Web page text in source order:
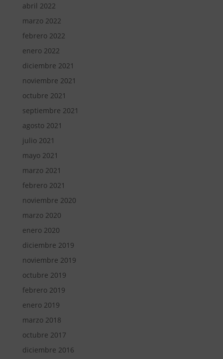
abril 2022
marzo 2022
febrero 2022
enero 2022
diciembre 2021
noviembre 2021
octubre 2021
septiembre 2021
agosto 2021
julio 2021
mayo 2021
marzo 2021
febrero 2021
noviembre 2020
marzo 2020
enero 2020
diciembre 2019
noviembre 2019
octubre 2019
febrero 2019
enero 2019
marzo 2018
octubre 2017
diciembre 2016